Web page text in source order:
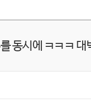
동시에 ㅋㅋㅋ 대